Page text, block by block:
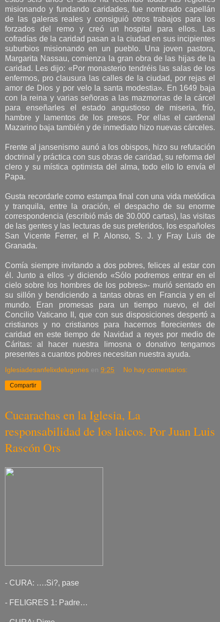
misionando y fundando caridades, fue nombrado capellán
de las galeras reales y consiguió otros trabajos para los
forzados del remo y creó un hospital para ellos. Las
cofradías de la caridad pasan a la ciudad en sus incipientes
suburbios misionando en un pueblo. Una joven pastora,
Margarita Nassau, comienza la gran obra de las hijas de la
caridad. Les dijo: «Por monasterio tendréis las salas de los
enfermos, pro clausura las calles de la ciudad, por rejas el
amor de Dios y por velo la santa modestia». En 1649 baja
con la reina y varias señoras a las mazmorras de la cárcel
para enseñarles el estado angustioso de miseria, frío,
hambre y lamentos de los presos. Por ellas el cardenal
Mazarino baja también y de inmediato hizo nuevas cárceles.
Frente al jansenismo aunó a los obispos, hizo su refutación
doctrinal y práctica con sus obras de caridad, su reforma del
clero y su mística optimista del alma, todo ello lo envía el
Papa.
Gusta recordarle como estampa final con una vida metódica
y tranquila, entre la oración, el despacho de su enorme
correspondencia (escribió más de 30.000 cartas), las visitas
de las gentes y las lecturas de sus preferidos, los españoles
San Vicente Ferrer, el P. Alonso, S. J. y Fray Luis de
Granada.
Comía siempre invitando a dos pobres, felices al estar con
él. Junto a ellos -y diciendo «Sólo podremos entrar en el
cielo sobre los hombres de los pobres»- murió sentado en
su sillón y bendiciendo a tantas obras en Francia y en el
mundo. Eran promesas para un tiempo nuevo, el del
Concilio Vaticano II, que con sus disposiciones despertó a
cristianos y no cristianos para hacernos florecientes de
caridad en este tiempo de Navidad a reyes por medio de
Cáritas: al hacer nuestra limosna o donativo tengamos
presentes a cuantos pobres necesitan nuestra ayuda.
Iglesiadesanfelixdelugones en 9:25 No hay comentarios:
Compartir
Cucarachas en la Iglesia, La
responsabilidad de los laicos. Por Juan Luis
Rascón Ors
- CURA: ….Si?, pase
- FELIGRES 1: Padre…